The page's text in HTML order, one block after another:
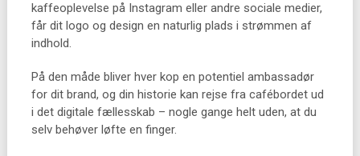
kaffeoplevelse på Instagram eller andre sociale medier,
får dit logo og design en naturlig plads i strømmen af
indhold.
På den måde bliver hver kop en potentiel ambassadør
for dit brand, og din historie kan rejse fra cafébordet ud
i det digitale fællesskab – nogle gange helt uden, at du
selv behøver løfte en finger.